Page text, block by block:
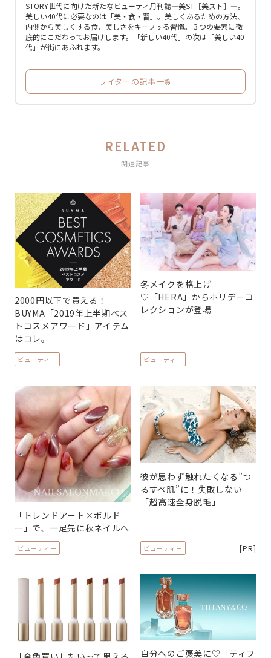
STORY世代に向けた新たなビューティ月刊誌―美ST［美スト］―。
美しい40代に必要なのは「美・食・習」。美しくあるための方法、
内側から美しくする食、美しさをキープする習慣。３つの要素に徹
底的にこだわってお届けします。「新しい40代」の次は「美しい40
代」が街にあふれます。
ライターの記事一覧
RELATED
関連記事
2000円以下で買える！
BUYMA「2019年上半期ベス
トコスメアワード」アイテム
はコレ。
ビューティー
冬メイクを格上げ
♡「HERA」からホリデーコ
レクションが登場
ビューティー
「トレンドアート×ボルド
ー」で、一足先に秋ネイルへ
ビューティー
彼が思わず触れたくなる”つ
るすべ肌”に！失敗しない
「超高速全身脱毛」
ビューティー [PR]
自分へのご褒美に♡「ティフ